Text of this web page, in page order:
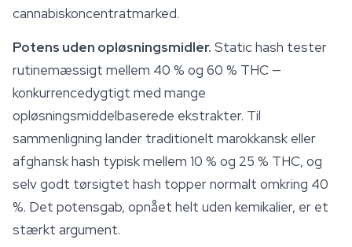
cannabiskoncentratmarked.
Potens uden opløsningsmidler. Static hash tester
rutinemæssigt mellem 40 % og 60 % THC —
konkurrencedygtigt med mange
opløsningsmiddelbaserede ekstrakter. Til
sammenligning lander traditionelt marokkansk eller
afghansk hash typisk mellem 10 % og 25 % THC, og
selv godt tørsigtet hash topper normalt omkring 40
%. Det potensgab, opnået helt uden kemikalier, er et
stærkt argument.